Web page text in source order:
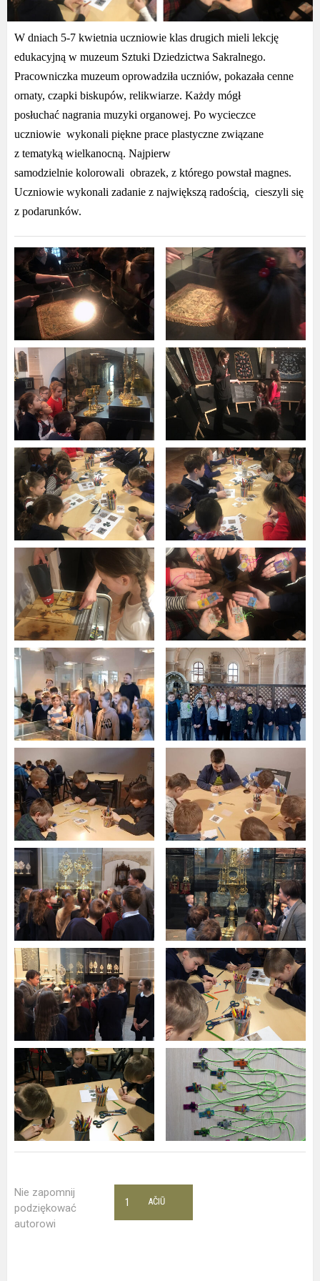
W dniach 5-7 kwietnia uczniowie klas drugich mieli lekcję
edukacyjną w muzeum Sztuki Dziedzictwa Sakralnego.
Pracowniczka muzeum oprowadziła uczniów, pokazała cenne
ornaty, czapki biskupów, relikwiarze. Każdy mógł
posłuchać nagrania muzyki organowej. Po wycieczce
uczniowie wykonali piękne prace plastyczne związane
z tematyką wielkanocną. Najpierw
samodzielnie kolorowali obrazek, z którego powstał magnes.
Uczniowie wykonali zadanie z największą radością, cieszyli się
z podarunków.
Nie zapomnij
podziękować
autorowi
AČIŪ
1